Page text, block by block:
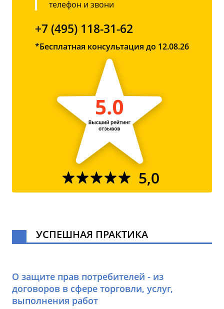
телефон и звони
+7 (495) 118-31-62
*Бесплатная консультация до 12.08.26
5,0
УСПЕШНАЯ ПРАКТИКА
О защите прав потребителей - из
договоров в сфере торговли, услуг,
выполнения работ